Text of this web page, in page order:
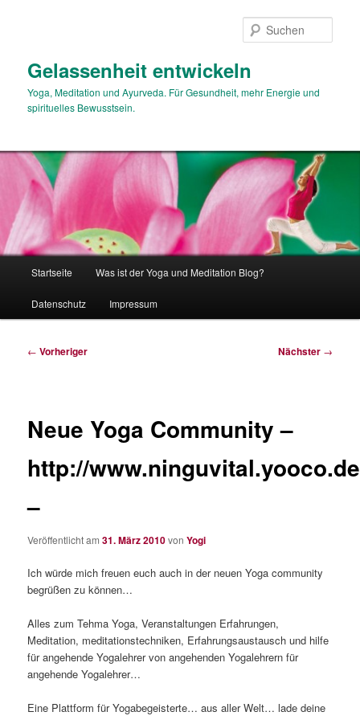
Gelassenheit entwickeln
Yoga, Meditation und Ayurveda. Für Gesundheit, mehr Energie und
spirituelles Bewusstsein.
Startseite Was ist der Yoga und Meditation Blog?
Datenschutz Impressum
Beitragsnavigation
← Vorheriger Nächster →
Neue Yoga Community –
http://www.ninguvital.yooco.de
–
Veröffentlicht am31. März 2010vonYogi
Ich würde mich freuen euch auch in der neuen Yoga community
begrüßen zu können…
Alles zum Tehma Yoga, Veranstaltungen Erfahrungen,
Meditation, meditationstechniken, Erfahrungsaustausch und hilfe
für angehende Yogalehrer von angehenden Yogalehrern für
angehende Yogalehrer…
Eine Plattform für Yogabegeisterte… aus aller Welt… lade deine